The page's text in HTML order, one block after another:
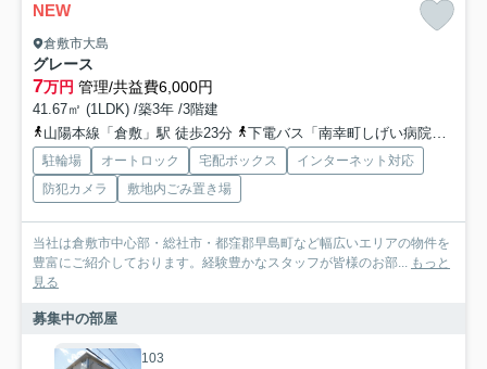
NEW
倉敷市大島
グレース
7万円 管理/共益費6,000円
41.67㎡ (1LDK) /築3年 /3階建
山陽本線「倉敷」駅 徒歩23分
下電バス「南幸町しげい病院前」バス停下車 徒歩14分
駐輪場 オートロック 宅配ボックス
インターネット対応
防犯カメラ
敷地内ごみ置き場
当社は倉敷市中心部・総社市・都窪郡早島町など幅広いエリアの物件を
豊富にご紹介しております。経験豊かなスタッフが皆様のお部... もっと
見る
募集中の部屋
103